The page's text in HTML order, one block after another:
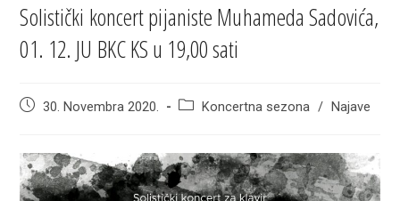
Solistički koncert pijaniste Muhameda Sadovića,
01. 12. JU BKC KS u 19,00 sati
Post30. Novembra 2020.
PostKoncertna sezona / Najave